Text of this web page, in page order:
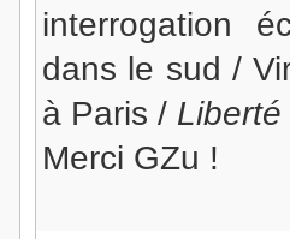
interrogation
dans le sud /
à Paris / Liberté
Merci GZu !